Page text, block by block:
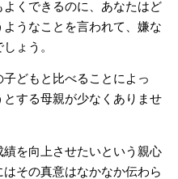
くできるのに、あなたはど
うなことを言われて、嫌な
ょう。
どもと比べることによっ
する母親が少なくありませ
を向上させたいという親心
その真意はなかなか伝わら